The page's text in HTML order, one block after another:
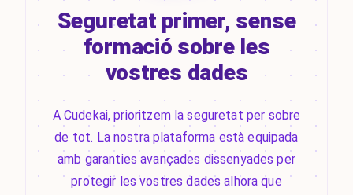
Seguretat primer, sense
formació sobre les
vostres dades
A Cudekai, prioritzem la seguretat per sobre
de tot. La nostra plataforma està equipada
amb garanties avançades dissenyades per
protegir les vostres dades alhora que